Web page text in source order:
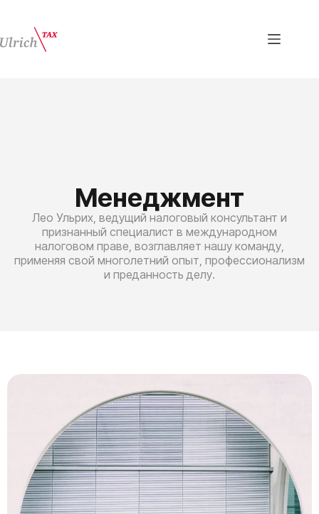
Менеджмент
Лео Ульрих, ведущий налоговый консультант и
признанный специалист в международном
налоговом праве, возглавляет нашу команду,
применяя свой многолетний опыт, профессионализм
и преданность делу.